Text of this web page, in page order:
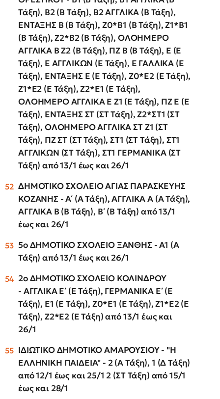
Τάξη), Β2 (Β Τάξη), Β2 ΑΓΓΛΙΚΑ (Β Τάξη),
ΕΝΤΑΞΗΣ Β (Β Τάξη), Ζ0*Β1 (Β Τάξη), Ζ1*Β1
(Β Τάξη), Ζ2*Β2 (Β Τάξη), ΟΛΟΗΜΕΡΟ
ΑΓΓΛΙΚΑ Β Ζ2 (Β Τάξη), ΠΖ Β (Β Τάξη), Ε (Ε
Τάξη), Ε ΑΓΓΛΙΚΩΝ (Ε Τάξη), Ε ΓΑΛΛΙΚΑ (Ε
Τάξη), ΕΝΤΑΞΗΣ Ε (Ε Τάξη), Ζ0*Ε2 (Ε Τάξη),
Ζ1*Ε2 (Ε Τάξη), Ζ2*Ε1 (Ε Τάξη),
ΟΛΟΗΜΕΡΟ ΑΓΓΛΙΚΑ Ε Ζ1 (Ε Τάξη), ΠΖ Ε (Ε
Τάξη), ΕΝΤΑΞΗΣ ΣΤ (ΣΤ Τάξη), Ζ2*ΣΤ1 (ΣΤ
Τάξη), ΟΛΟΗΜΕΡΟ ΑΓΓΛΙΚΑ ΣΤ Ζ1 (ΣΤ
Τάξη), ΠΖ ΣΤ (ΣΤ Τάξη), ΣΤ1 (ΣΤ Τάξη), ΣΤ1
ΑΓΓΛΙΚΩΝ (ΣΤ Τάξη), ΣΤ1 ΓΕΡΜΑΝΙΚΑ (ΣΤ
Τάξη) από 13/1 έως και 26/1
ΔΗΜΟΤΙΚΟ ΣΧΟΛΕΙΟ ΑΓΙΑΣ ΠΑΡΑΣΚΕΥΗΣ
ΚΟΖΑΝΗΣ - Α΄ (Α Τάξη), ΑΓΓΛΙΚΑ Α (Α Τάξη),
ΑΓΓΛΙΚΑ Β (Β Τάξη), Β΄ (Β Τάξη) από 13/1
έως και 26/1
5ο ΔΗΜΟΤΙΚΟ ΣΧΟΛΕΙΟ ΞΑΝΘΗΣ - Α1 (Α
Τάξη) από 13/1 έως και 26/1
2ο ΔΗΜΟΤΙΚΟ ΣΧΟΛΕΙΟ ΚΟΛΙΝΔΡΟΥ
- ΑΓΓΛΙΚΑ Ε΄ (Ε Τάξη), ΓΕΡΜΑΝΙΚΑ Ε΄ (Ε
Τάξη), Ε1 (Ε Τάξη), Ζ0*Ε1 (Ε Τάξη), Ζ1*Ε2 (Ε
Τάξη), Ζ2*Ε2 (Ε Τάξη) από 13/1 έως και
26/1
ΙΔΙΩΤΙΚΟ ΔΗΜΟΤΙΚΟ ΑΜΑΡΟΥΣΙΟΥ - "Η
ΕΛΛΗΝΙΚΗ ΠΑΙΔΕΙΑ" - 2 (Α Τάξη), 1 (Δ Τάξη)
από 12/1 έως και 25/1 2 (ΣΤ Τάξη) από 15/1
έως και 28/1